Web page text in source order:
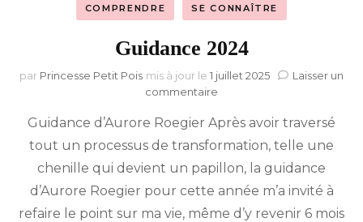
COMPRENDRE SE CONNAÎTRE
Guidance 2024
par Princesse Petit Pois mis à jour le 1 juillet 2025
Laisser un
commentaire
2024
Guidance d’Aurore Roegier Après avoir traversé
tout un processus de transformation, telle une
chenille qui devient un papillon, la guidance
d’Aurore Roegier pour cette année m’a invité à
refaire le point sur ma vie, même d’y revenir 6 mois